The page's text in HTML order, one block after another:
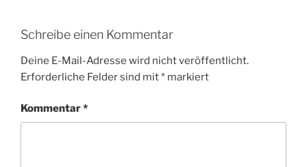
Schreibe einen Kommentar
Deine E-Mail-Adresse wird nicht veröffentlicht.
Erforderliche Felder sind mit* markiert
Kommentar*